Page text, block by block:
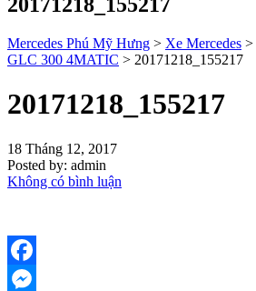
Mercedes Phú Mỹ Hưng > Xe Mercedes >
GLC 300 4MATIC > 20171218_155217
20171218_155217
18 Tháng 12, 2017
Posted by: admin
Không có bình luận
Facebook